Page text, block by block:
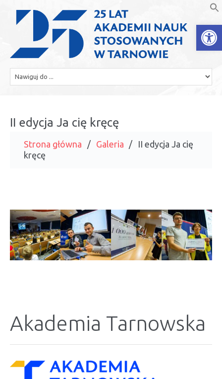
II edycja Ja cię kręcę
Strona główna Galeria
II edycja Ja cię
kręcę
Akademia Tarnowska